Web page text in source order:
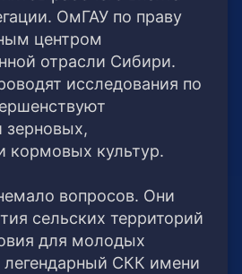
ОмГАУ по праву
центром
отрасли Сибири.
исследования по
зерновых,
кормовых культур.
вопросов. Они
сельских территорий
для молодых
легендарный СКК имени